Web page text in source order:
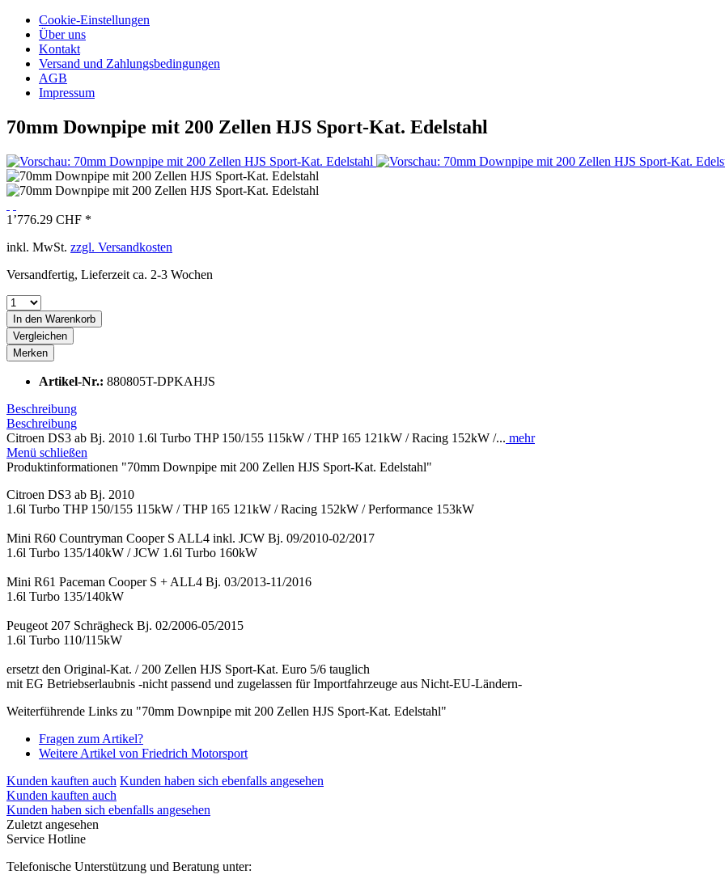
Cookie-Einstellungen
Über uns
Kontakt
Versand und Zahlungsbedingungen
AGB
Impressum
70mm Downpipe mit 200 Zellen HJS Sport-Kat. Edelstahl
1’776.29 CHF *
inkl. MwSt. zzgl. Versandkosten
Versandfertig, Lieferzeit ca. 2-3 Wochen
In den Warenkorb
Vergleichen
Merken
Artikel-Nr.: 880805T-DPKAHJS
Beschreibung
Beschreibung
Citroen DS3 ab Bj. 2010 1.6l Turbo THP 150/155 115kW / THP 165 121kW / Racing 152kW /... mehr
Menü schließen
Produktinformationen "70mm Downpipe mit 200 Zellen HJS Sport-Kat. Edelstahl"
Citroen DS3 ab Bj. 2010
1.6l Turbo THP 150/155 115kW / THP 165 121kW / Racing 152kW / Performance 153kW
Mini R60 Countryman Cooper S ALL4 inkl. JCW Bj. 09/2010-02/2017
1.6l Turbo 135/140kW / JCW 1.6l Turbo 160kW
Mini R61 Paceman Cooper S + ALL4 Bj. 03/2013-11/2016
1.6l Turbo 135/140kW
Peugeot 207 Schrägheck Bj. 02/2006-05/2015
1.6l Turbo 110/115kW
ersetzt den Original-Kat. / 200 Zellen HJS Sport-Kat. Euro 5/6 tauglich
mit EG Betriebserlaubnis -nicht passend und zugelassen für Importfahrzeuge aus Nicht-EU-Ländern-
Weiterführende Links zu "70mm Downpipe mit 200 Zellen HJS Sport-Kat. Edelstahl"
Fragen zum Artikel?
Weitere Artikel von Friedrich Motorsport
Kunden kauften auch Kunden haben sich ebenfalls angesehen
Kunden kauften auch
Kunden haben sich ebenfalls angesehen
Zuletzt angesehen
Service Hotline
Telefonische Unterstützung und Beratung unter: